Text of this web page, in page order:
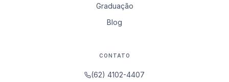
Graduação
Blog
CONTATO
(62) 4102-4407